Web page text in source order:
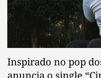
Inspirado no pop
anuncia o single